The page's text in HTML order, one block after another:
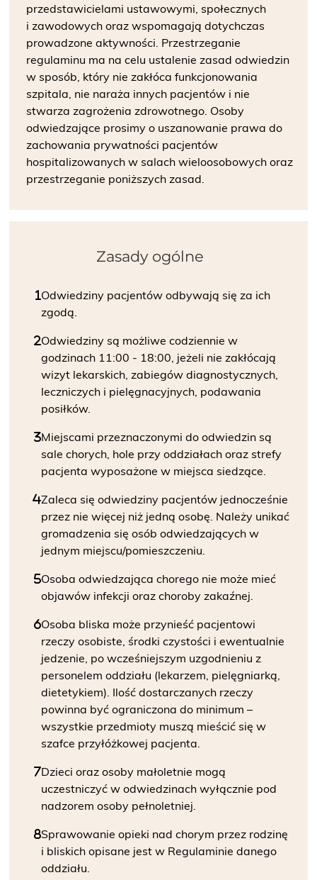
przedstawicielami ustawowymi, społecznych
i zawodowych oraz wspomagają dotychczas
prowadzone aktywności. Przestrzeganie
regulaminu ma na celu ustalenie zasad odwiedzin
w sposób, który nie zakłóca funkcjonowania
szpitala, nie naraża innych pacjentów i nie
stwarza zagrożenia zdrowotnego. Osoby
odwiedzające prosimy o uszanowanie prawa do
zachowania prywatności pacjentów
hospitalizowanych w salach wieloosobowych oraz
przestrzeganie poniższych zasad.
Zasady ogólne
Odwiedziny pacjentów odbywają się za ich
zgodą.
Odwiedziny są możliwe codziennie w
godzinach 11:00 - 18:00, jeżeli nie zakłócają
wizyt lekarskich, zabiegów diagnostycznych,
leczniczych i pielęgnacyjnych, podawania
posiłków.
Miejscami przeznaczonymi do odwiedzin są
sale chorych, hole przy oddziałach oraz strefy
pacjenta wyposażone w miejsca siedzące.
Zaleca się odwiedziny pacjentów jednocześnie
przez nie więcej niż jedną osobę. Należy unikać
gromadzenia się osób odwiedzających w
jednym miejscu/pomieszczeniu.
Osoba odwiedzająca chorego nie może mieć
objawów infekcji oraz choroby zakaźnej.
Osoba bliska może przynieść pacjentowi
rzeczy osobiste, środki czystości i ewentualnie
jedzenie, po wcześniejszym uzgodnieniu z
personelem oddziału (lekarzem, pielęgniarką,
dietetykiem). Ilość dostarczanych rzeczy
powinna być ograniczona do minimum –
wszystkie przedmioty muszą mieścić się w
szafce przyłóżkowej pacjenta.
Dzieci oraz osoby małoletnie mogą
uczestniczyć w odwiedzinach wyłącznie pod
nadzorem osoby pełnoletniej.
Sprawowanie opieki nad chorym przez rodzinę
i bliskich opisane jest w Regulaminie danego
oddziału.